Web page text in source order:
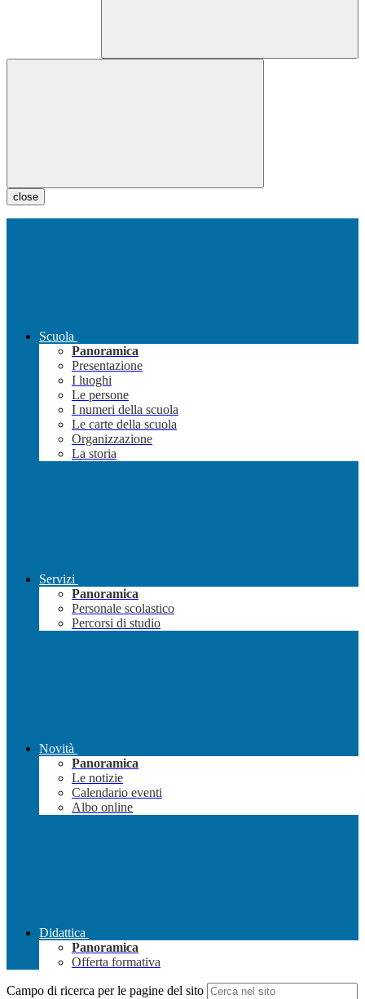
close
Scuola
Panoramica
Presentazione
I luoghi
Le persone
I numeri della scuola
Le carte della scuola
Organizzazione
La storia
Servizi
Panoramica
Personale scolastico
Percorsi di studio
Novità
Panoramica
Le notizie
Calendario eventi
Albo online
Didattica
Panoramica
Offerta formativa
Campo di ricerca per le pagine del sito